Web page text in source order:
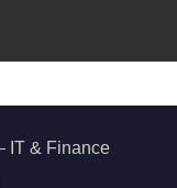
IT & Finance